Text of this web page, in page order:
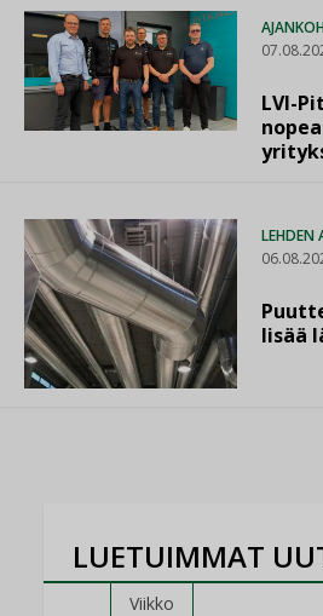
LVI-
LEHDEN
lisää
LUETUIMMAT
Viikko